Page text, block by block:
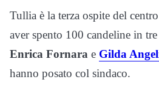
Tullia è la terza ospite del
aver spento 100 candeline in
Enrica Fornara e Gilda
hanno posato col sindaco.